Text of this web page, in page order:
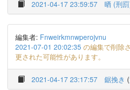
2021-04-17 23:59:57 晒 (刑
編集者: Fnweirkmnwperojvnu
2021-07-01 20:02:35 の編集で削除
更された可能性があります。
2021-04-17 23:17:57 鋸挽き (